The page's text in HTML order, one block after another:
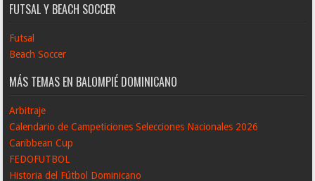
FUTSAL Y BEACH SOCCER
Futsal
Beach Soccer
MÁS TEMAS EN BALOMPIÉ DOMINICANO
Arbitraje
Calendario de Campeticiones Selecciones Nacionales 2026
Caribbean Cup
FEDOFUTBOL
Historia del Fútbol Dominicano